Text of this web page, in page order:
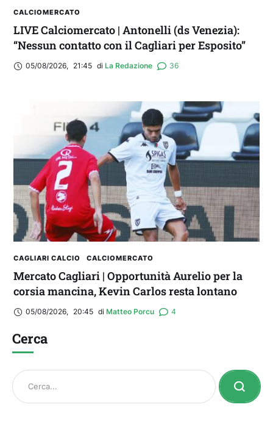
CALCIOMERCATO
LIVE Calciomercato | Antonelli (ds Venezia):
“Nessun contatto con il Cagliari per Esposito”
05/08/2026, 21:45 di La Redazione 36
CAGLIARI CALCIO CALCIOMERCATO
Mercato Cagliari | Opportunità Aurelio per la
corsia mancina, Kevin Carlos resta lontano
05/08/2026, 20:45 di Matteo Porcu 4
Cerca